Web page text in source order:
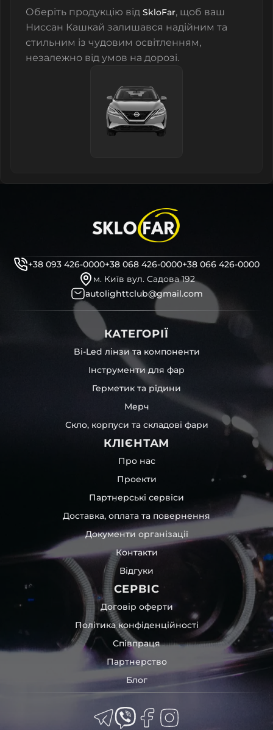
Оберіть продукцію від SkloFar, щоб ваш
Ниссан Кашкай залишався надійним та
стильним із чудовим освітленням,
незалежно від умов на дорозі.
+38 093 426-0000+38 068 426-0000+38 066 426-0000
м. Київ вул. Садова 192
autolighttclub@gmail.com
КАТЕГОРІЇ
Bi-Led лінзи та компоненти
Інструменти для фар
Герметик та рідини
Мерч
Скло, корпуси та складові фари
КЛІЄНТАМ
Про нас
Проекти
Партнерські сервіси
Доставка, оплата та повернення
Документи організації
Контакти
Відгуки
СЕРВІС
Договір оферти
Політика конфіденційності
Співпраця
Партнерство
Блог